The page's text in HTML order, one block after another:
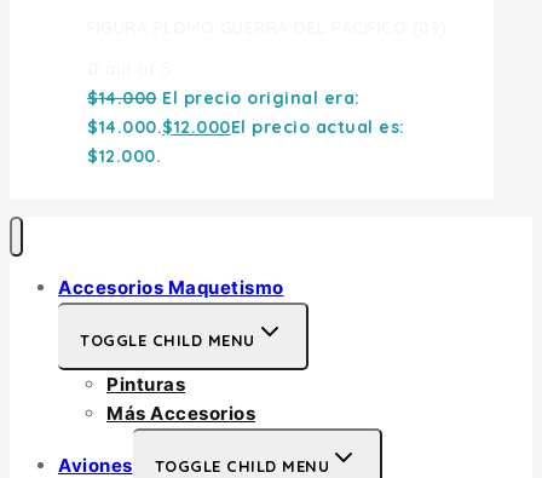
$14.000 El precio original era:
$14.000.$12.000El precio actual es:
$12.000.
Accesorios Maquetismo
TOGGLE CHILD MENU
Pinturas
Más Accesorios
Aviones TOGGLE CHILD MENU